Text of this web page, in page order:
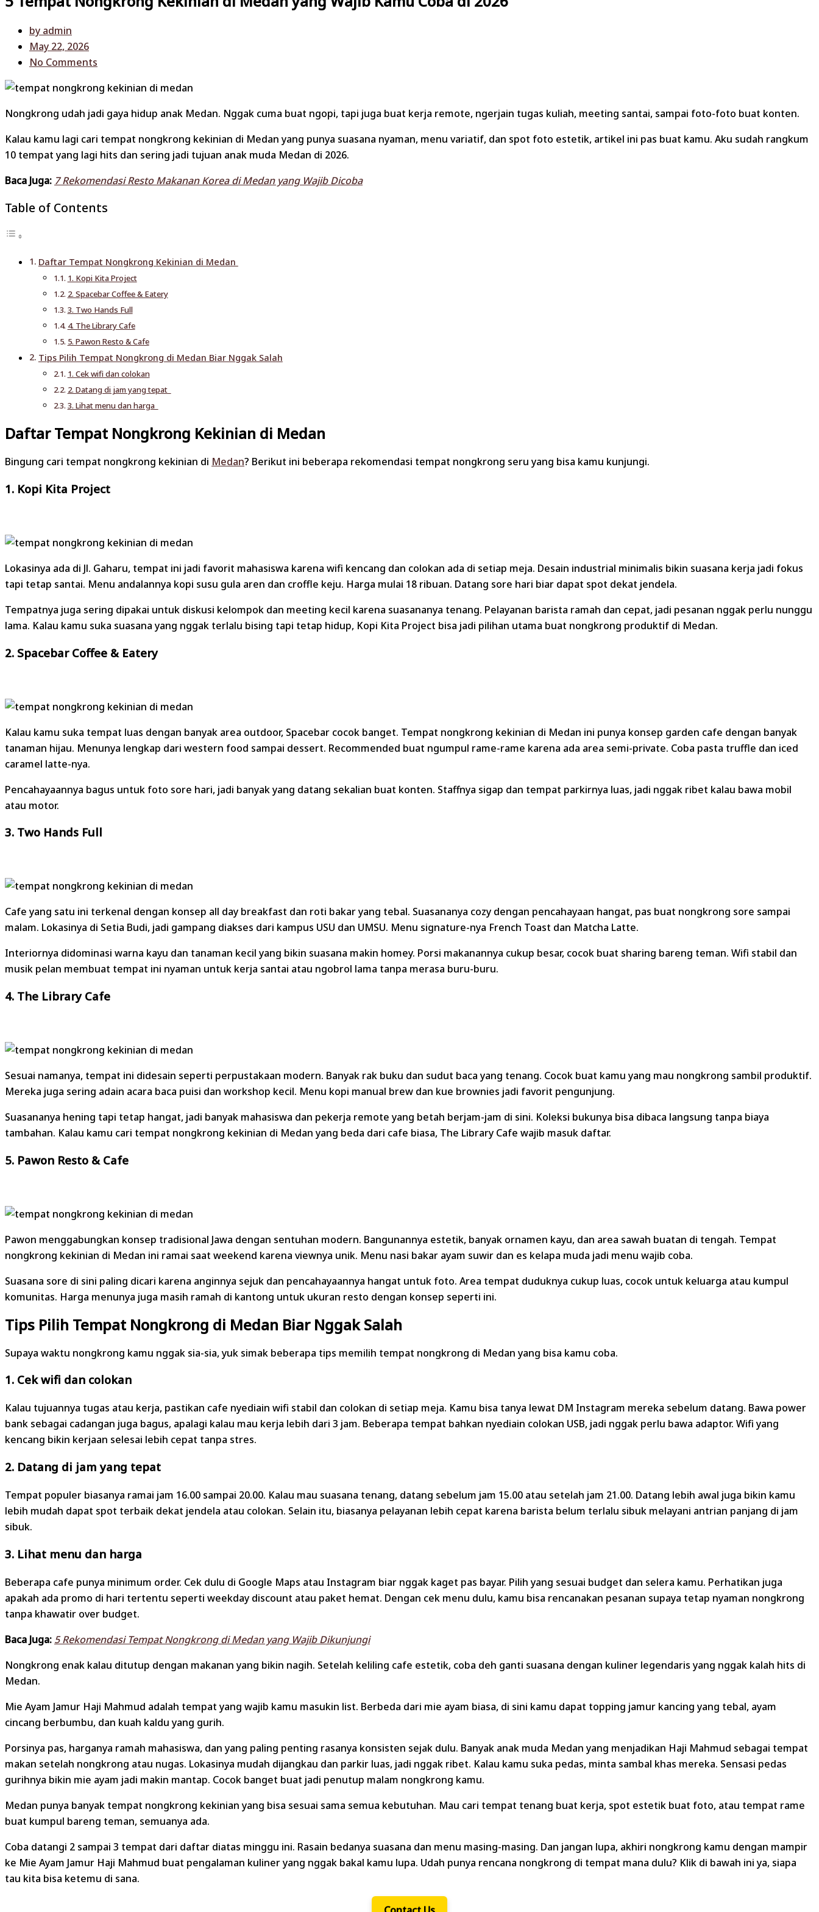
by admin
May 22, 2026
No Comments
Nongkrong udah jadi gaya hidup anak Medan. Nggak cuma buat ngopi, tapi juga buat kerja remote, ngerjain tugas kuliah, meeting santai, sampai foto-foto buat konten.
Kalau kamu lagi cari tempat nongkrong kekinian di Medan yang punya suasana nyaman, menu variatif, dan spot foto estetik, artikel ini pas buat kamu. Aku sudah rangkum
10 tempat yang lagi hits dan sering jadi tujuan anak muda Medan di 2026.
Baca Juga: 7 Rekomendasi Resto Makanan Korea di Medan yang Wajib Dicoba
Table of Contents
Daftar Tempat Nongkrong Kekinian di Medan
1. Kopi Kita Project
2. Spacebar Coffee & Eatery
3. Two Hands Full
4. The Library Cafe
5. Pawon Resto & Cafe
Tips Pilih Tempat Nongkrong di Medan Biar Nggak Salah
1. Cek wifi dan colokan
2. Datang di jam yang tepat
3. Lihat menu dan harga
Daftar Tempat Nongkrong Kekinian di Medan
Bingung cari tempat nongkrong kekinian di Medan? Berikut ini beberapa rekomendasi tempat nongkrong seru yang bisa kamu kunjungi.
1. Kopi Kita Project
Lokasinya ada di Jl. Gaharu, tempat ini jadi favorit mahasiswa karena wifi kencang dan colokan ada di setiap meja. Desain industrial minimalis bikin suasana kerja jadi fokus
tapi tetap santai. Menu andalannya kopi susu gula aren dan croffle keju. Harga mulai 18 ribuan. Datang sore hari biar dapat spot dekat jendela.
Tempatnya juga sering dipakai untuk diskusi kelompok dan meeting kecil karena suasananya tenang. Pelayanan barista ramah dan cepat, jadi pesanan nggak perlu nunggu
lama. Kalau kamu suka suasana yang nggak terlalu bising tapi tetap hidup, Kopi Kita Project bisa jadi pilihan utama buat nongkrong produktif di Medan.
2. Spacebar Coffee & Eatery
Kalau kamu suka tempat luas dengan banyak area outdoor, Spacebar cocok banget. Tempat nongkrong kekinian di Medan ini punya konsep garden cafe dengan banyak
tanaman hijau. Menunya lengkap dari western food sampai dessert. Recommended buat ngumpul rame-rame karena ada area semi-private. Coba pasta truffle dan iced
caramel latte-nya.
Pencahayaannya bagus untuk foto sore hari, jadi banyak yang datang sekalian buat konten. Staffnya sigap dan tempat parkirnya luas, jadi nggak ribet kalau bawa mobil
atau motor.
3. Two Hands Full
Cafe yang satu ini terkenal dengan konsep all day breakfast dan roti bakar yang tebal. Suasananya cozy dengan pencahayaan hangat, pas buat nongkrong sore sampai
malam. Lokasinya di Setia Budi, jadi gampang diakses dari kampus USU dan UMSU. Menu signature-nya French Toast dan Matcha Latte.
Interiornya didominasi warna kayu dan tanaman kecil yang bikin suasana makin homey. Porsi makanannya cukup besar, cocok buat sharing bareng teman. Wifi stabil dan
musik pelan membuat tempat ini nyaman untuk kerja santai atau ngobrol lama tanpa merasa buru-buru.
4. The Library Cafe
Sesuai namanya, tempat ini didesain seperti perpustakaan modern. Banyak rak buku dan sudut baca yang tenang. Cocok buat kamu yang mau nongkrong sambil produktif.
Mereka juga sering adain acara baca puisi dan workshop kecil. Menu kopi manual brew dan kue brownies jadi favorit pengunjung.
Suasananya hening tapi tetap hangat, jadi banyak mahasiswa dan pekerja remote yang betah berjam-jam di sini. Koleksi bukunya bisa dibaca langsung tanpa biaya
tambahan. Kalau kamu cari tempat nongkrong kekinian di Medan yang beda dari cafe biasa, The Library Cafe wajib masuk daftar.
5. Pawon Resto & Cafe
Pawon menggabungkan konsep tradisional Jawa dengan sentuhan modern. Bangunannya estetik, banyak ornamen kayu, dan area sawah buatan di tengah. Tempat
nongkrong kekinian di Medan ini ramai saat weekend karena viewnya unik. Menu nasi bakar ayam suwir dan es kelapa muda jadi menu wajib coba.
Suasana sore di sini paling dicari karena anginnya sejuk dan pencahayaannya hangat untuk foto. Area tempat duduknya cukup luas, cocok untuk keluarga atau kumpul
komunitas. Harga menunya juga masih ramah di kantong untuk ukuran resto dengan konsep seperti ini.
Tips Pilih Tempat Nongkrong di Medan Biar Nggak Salah
Supaya waktu nongkrong kamu nggak sia-sia, yuk simak beberapa tips memilih tempat nongkrong di Medan yang bisa kamu coba.
1. Cek wifi dan colokan
Kalau tujuannya tugas atau kerja, pastikan cafe nyediain wifi stabil dan colokan di setiap meja. Kamu bisa tanya lewat DM Instagram mereka sebelum datang. Bawa power
bank sebagai cadangan juga bagus, apalagi kalau mau kerja lebih dari 3 jam. Beberapa tempat bahkan nyediain colokan USB, jadi nggak perlu bawa adaptor. Wifi yang
kencang bikin kerjaan selesai lebih cepat tanpa stres.
2. Datang di jam yang tepat
Tempat populer biasanya ramai jam 16.00 sampai 20.00. Kalau mau suasana tenang, datang sebelum jam 15.00 atau setelah jam 21.00. Datang lebih awal juga bikin kamu
lebih mudah dapat spot terbaik dekat jendela atau colokan. Selain itu, biasanya pelayanan lebih cepat karena barista belum terlalu sibuk melayani antrian panjang di jam
sibuk.
3. Lihat menu dan harga
Beberapa cafe punya minimum order. Cek dulu di Google Maps atau Instagram biar nggak kaget pas bayar. Pilih yang sesuai budget dan selera kamu. Perhatikan juga
apakah ada promo di hari tertentu seperti weekday discount atau paket hemat. Dengan cek menu dulu, kamu bisa rencanakan pesanan supaya tetap nyaman nongkrong
tanpa khawatir over budget.
Baca Juga: 5 Rekomendasi Tempat Nongkrong di Medan yang Wajib Dikunjungi
Nongkrong enak kalau ditutup dengan makanan yang bikin nagih. Setelah keliling cafe estetik, coba deh ganti suasana dengan kuliner legendaris yang nggak kalah hits di
Medan.
Mie Ayam Jamur Haji Mahmud adalah tempat yang wajib kamu masukin list. Berbeda dari mie ayam biasa, di sini kamu dapat topping jamur kancing yang tebal, ayam
cincang berbumbu, dan kuah kaldu yang gurih.
Porsinya pas, harganya ramah mahasiswa, dan yang paling penting rasanya konsisten sejak dulu. Banyak anak muda Medan yang menjadikan Haji Mahmud sebagai tempat
makan setelah nongkrong atau nugas. Lokasinya mudah dijangkau dan parkir luas, jadi nggak ribet. Kalau kamu suka pedas, minta sambal khas mereka. Sensasi pedas
gurihnya bikin mie ayam jadi makin mantap. Cocok banget buat jadi penutup malam nongkrong kamu.
Medan punya banyak tempat nongkrong kekinian yang bisa sesuai sama semua kebutuhan. Mau cari tempat tenang buat kerja, spot estetik buat foto, atau tempat rame
buat kumpul bareng teman, semuanya ada.
Coba datangi 2 sampai 3 tempat dari daftar diatas minggu ini. Rasain bedanya suasana dan menu masing-masing. Dan jangan lupa, akhiri nongkrong kamu dengan mampir
ke Mie Ayam Jamur Haji Mahmud buat pengalaman kuliner yang nggak bakal kamu lupa. Udah punya rencana nongkrong di tempat mana dulu? Klik di bawah ini ya, siapa
tau kita bisa ketemu di sana.